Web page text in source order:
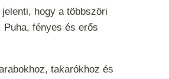
hogy a többszöri
fényes és erős
takarókhoz és